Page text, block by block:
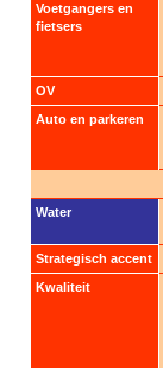
Voetgangers en
fietsers
OV
Auto en parkeren
Water
Strategisch accent
Kwaliteit